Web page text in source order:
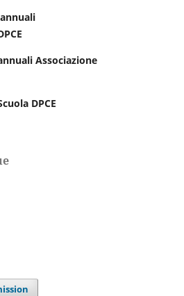
Associazione
DPCE